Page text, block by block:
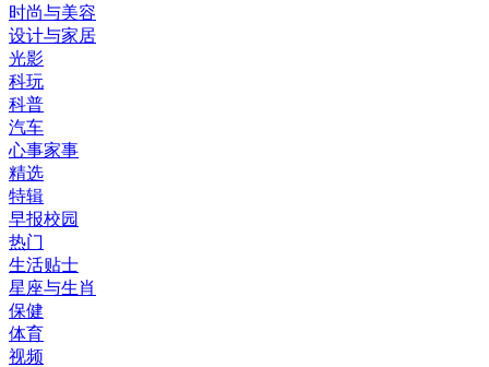
时尚与美容
设计与家居
光影
科玩
科普
汽车
心事家事
精选
特辑
早报校园
热门
生活贴士
星座与生肖
保健
体育
视频